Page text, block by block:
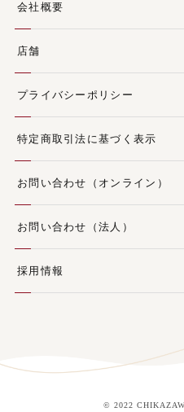
会社概要
店舗
プライバシーポリシー
特定商取引法に基づく表示
お問い合わせ（オンライン）
お問い合わせ（法人）
採用情報
© 2022